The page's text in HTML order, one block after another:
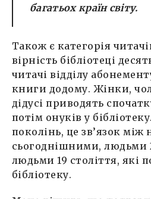
багатьох країн світу.
Також є категорія
вірність бібліотеці
читачі відділу
книги додому. Жінки,
дідусі приводять
потім онуків у
поколінь, це зв’язок між
сьогоднішними, людьми
людьми 19 століття, які
бібліотеку.